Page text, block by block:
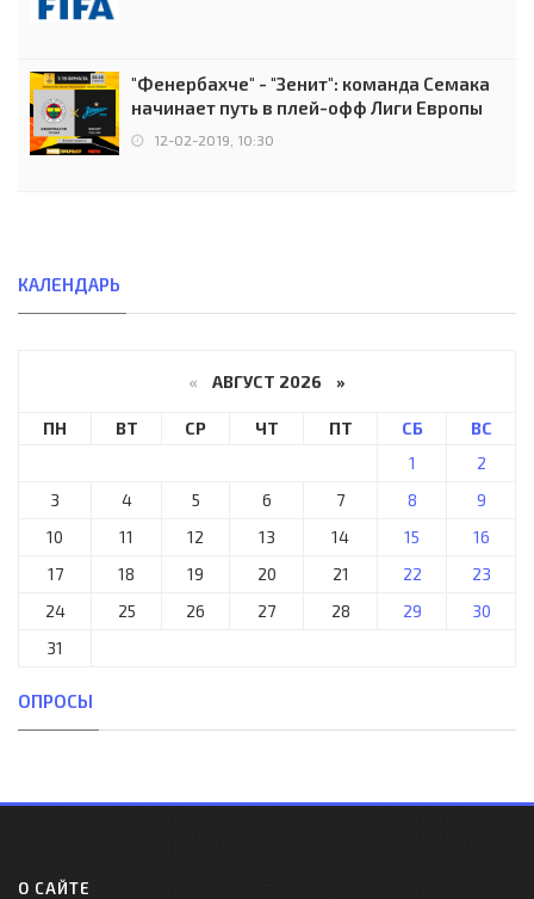
"Фенербахче" - "Зенит": команда Семака
начинает путь в плей-офф Лиги Европы
12-02-2019, 10:30
КАЛЕНДАРЬ
« АВГУСТ 2026 »
ПН ВТ СР ЧТ ПТ СБ
ВС
1
2
3
4 5 6 7 8
9
10
11 12 13 14 15
16
17
18 19 20 21 22
23
24
25 26 27 28 29
30
31
ОПРОСЫ
О САЙТЕ